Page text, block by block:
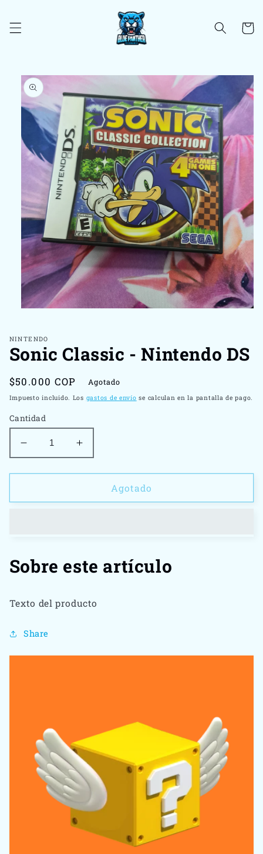
al contenido
Carrito
directamente
información
del producto
1
una
NINTENDO
Sonic Classic - Nintendo DS
Precio
habitual
$50.000 COP Agotado
Impuesto incluido. Los gastos de envío se calculan en la pantalla de pago.
Cantidad
Reducir
cantidad
para
Classic
Aumentar
cantidad
para
Classic
Agotado
Sobre este artículo
Texto del producto
Share